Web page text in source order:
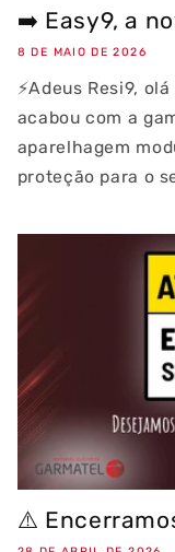
➡️ Easy9, a
8 DE MAIO DE 2026
⚡Adeus Resi9,
acabou com a
aparelhagem
proteção para o
⚠️